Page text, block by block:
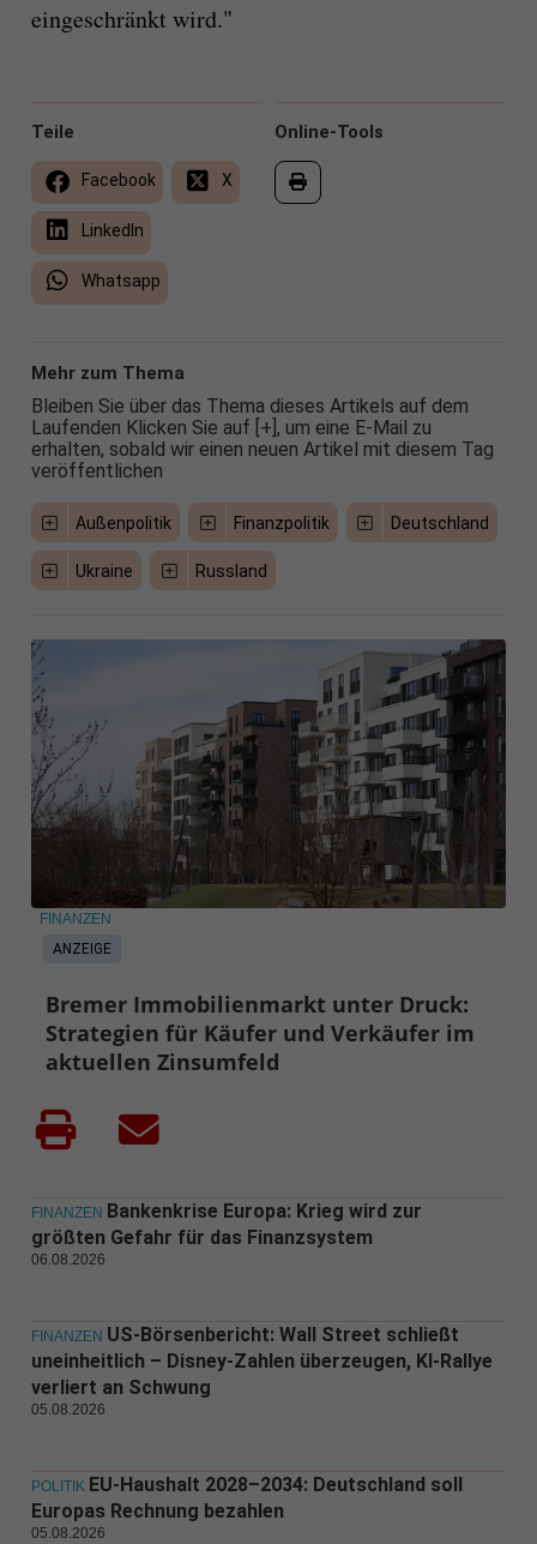
eingeschränkt wird."
Online-Tools
Teile
Facebook X
LinkedIn
Whatsapp
Mehr zum Thema
Bleiben Sie über das Thema dieses Artikels auf dem
Laufenden Klicken Sie auf [+], um eine E-Mail zu
erhalten, sobald wir einen neuen Artikel mit diesem Tag
veröffentlichen
Außenpolitik Finanzpolitik Deutschland
Ukraine Russland
ANZEIGE
FINANZEN
Bremer Immobilienmarkt unter Druck:
Strategien für Käufer und Verkäufer im
aktuellen Zinsumfeld
FINANZEN Bankenkrise Europa: Krieg wird zur
größten Gefahr für das Finanzsystem
06.08.2026
FINANZEN US-Börsenbericht: Wall Street schließt
uneinheitlich – Disney-Zahlen überzeugen, KI-Rallye
verliert an Schwung
05.08.2026
POLITIK EU-Haushalt 2028–2034: Deutschland soll
Europas Rechnung bezahlen
05.08.2026